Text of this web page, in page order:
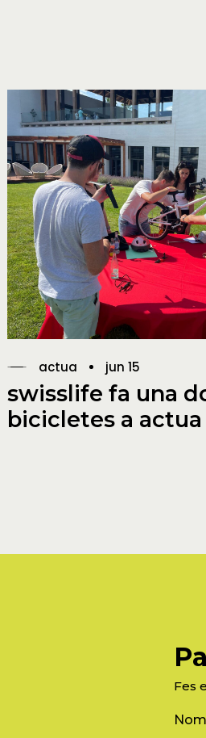
actua jun 15
swisslife fa una
bicicletes a actua
Fes